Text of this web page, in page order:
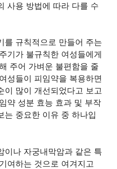
사용 방법에 따라 다를 수
를 규칙적으로 만들어 주는
기가 불규칙한 여성들에게
주어 가벼운 불편함을 줄
성들이 피임약을 복용하면
이 많이 개선되었다고 보고
약 성분 효능 효과 및 부작
는 중요한 이유 중 하나입
이나 자궁내막암과 같은 특
여하는 것으로 여겨지고